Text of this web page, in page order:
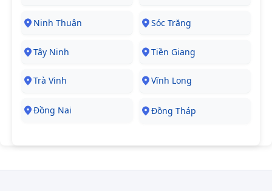
Ninh Thuận Sóc Trăng
Tây Ninh Tiền Giang
Trà Vinh Vĩnh Long
Đồng Nai Đồng Tháp